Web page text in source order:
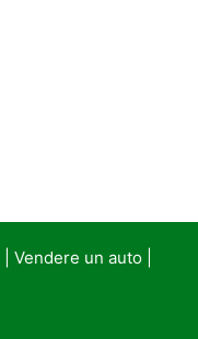
Vendere un auto|